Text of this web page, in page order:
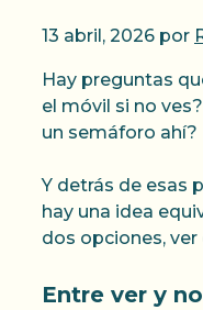
13 abril, 2026 por
Hay preguntas
el móvil si no
un semáforo ahí?
Y detrás de esas
hay una idea
dos opciones, ver
Entre ver y